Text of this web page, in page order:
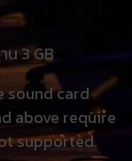
น 3 GB
sound card
above require
supported.